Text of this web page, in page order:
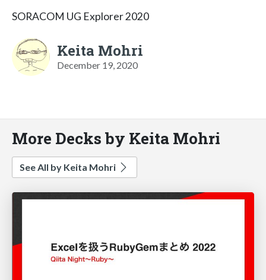
SORACOM UG Explorer 2020
Keita Mohri
December 19, 2020
More Decks by Keita Mohri
See All by Keita Mohri